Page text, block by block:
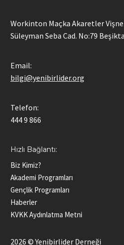
Workinton Maçka Akaretler
Süleyman Seba Cad. No:79
Email:
bilgi@yenibirlider.org
Telefon:
444 9 866
Hızlı Bağlantı:
Biz Kimiz?
Akademi Programları
Gençlik Programları
Haberler
KVKK Aydınlatma Metni
2026 © Yenibirlider Derneği